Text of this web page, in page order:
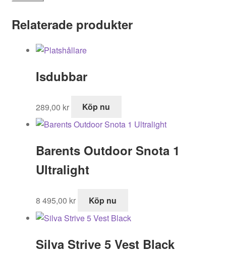
Relaterade produkter
Isdubbar
289,00 kr Köp nu
Barents Outdoor Snota 1
Ultralight
8 495,00 kr Köp nu
Silva Strive 5 Vest Black